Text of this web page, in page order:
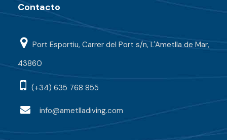
Contacto
Port Esportiu, Carrer del Port s/n, L'Ametlla de Mar,
43860
(+34) 635 768 855
info@ametlladiving.com